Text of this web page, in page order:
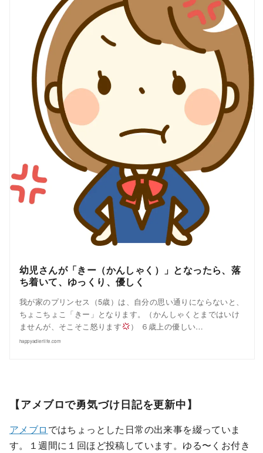
幼児さんが「きー（かんしゃく）」となったら、落
ち着いて、ゆっくり、優しく
我が家のプリンセス（5歳）は、自分の思い通りにならないと、
ちょこちょこ「きー」となります。（かんしゃくとまではいけ
ませんが、そこそこ怒ります
） ６歳上の優しい…
happyadlerlife.com
【アメブロで勇気づけ日記を更新中】
アメブロ ではちょっとした日常の出来事を綴っていま
す。１週間に１回ほど投稿しています。ゆる〜くお付き